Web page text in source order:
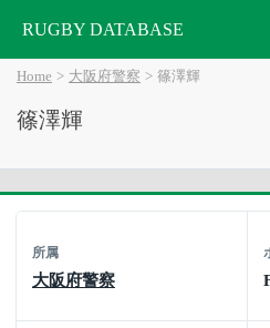
RUGBY DATABASE
Home 大阪府警察 篠澤輝
篠澤輝
所属
大阪府警察